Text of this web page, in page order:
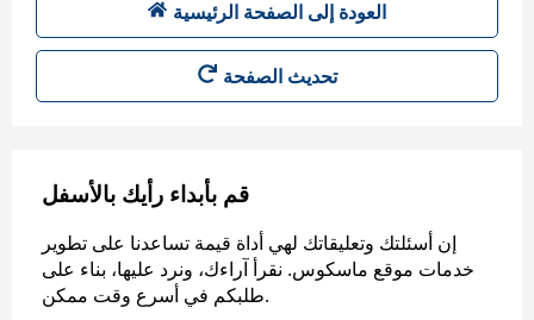
العودة إلى الصفحة الرئيسية
تحديث الصفحة
قم بأبداء رأيك بالأسفل
إن أسئلتك وتعليقاتك لهي أداة قيمة تساعدنا على تطوير
خدمات موقع ماسكوس. نقرأ آراءك، ونرد عليها، بناء على
طلبكم في أسرع وقت ممكن.